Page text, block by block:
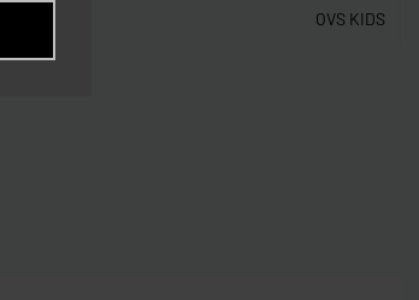
OVS KIDS